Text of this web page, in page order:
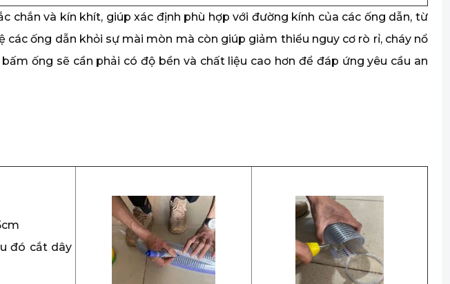
và kín khít, giúp xác định phù hợp với đường kính của các ống dẫn, từ
ống dẫn khỏi sự mài mòn mà còn giúp giảm thiểu nguy cơ rò rỉ, cháy nổ
ống sẽ cần phải có độ bền và chất liệu cao hơn để đáp ứng yêu cầu an
đó cắt dây